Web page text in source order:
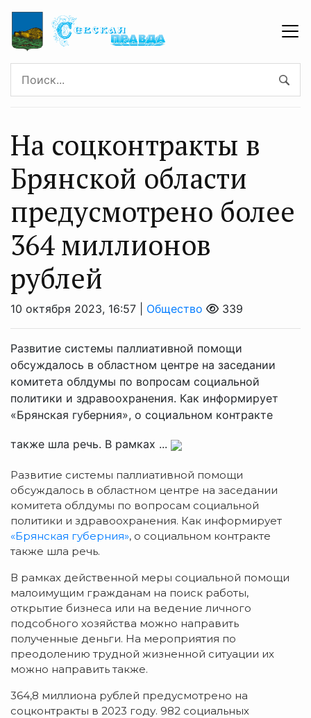
На соцконтракты в
Брянской области
предусмотрено более
364 миллионов
рублей
10 октября 2023, 16:57 | Общество 339
Развитие системы паллиативной помощи
обсуждалось в областном центре на заседании
комитета облдумы по вопросам социальной
политики и здравоохранения. Как информирует
«Брянская губерния», о социальном контракте
также шла речь. В рамках ...
Развитие системы паллиативной помощи
обсуждалось в областном центре на заседании
комитета облдумы по вопросам социальной
политики и здравоохранения. Как информирует
«Брянская губерния», о социальном контракте
также шла речь.
В рамках действенной меры социальной помощи
малоимущим гражданам на поиск работы,
открытие бизнеса или на ведение личного
подсобного хозяйства можно направить
полученные деньги. На мероприятия по
преодолению трудной жизненной ситуации их
можно направить также.
364,8 миллиона рублей предусмотрено на
соцконтракты в 2023 году. 982 социальных